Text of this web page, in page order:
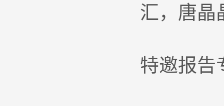
汇，唐晶
特邀报告